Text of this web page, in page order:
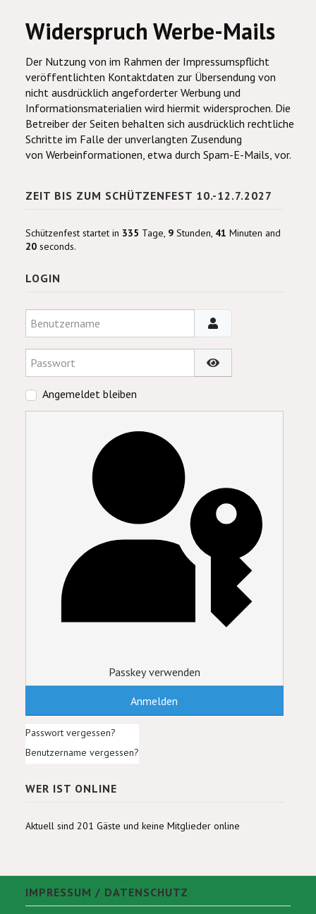
Widerspruch Werbe-Mails
Der Nutzung von im Rahmen der Impressumspflicht
veröffentlichten Kontaktdaten zur Übersendung von
nicht ausdrücklich angeforderter Werbung und
Informationsmaterialien wird hiermit widersprochen. Die
Betreiber der Seiten behalten sich ausdrücklich rechtliche
Schritte im Falle der unverlangten Zusendung
von Werbeinformationen, etwa durch Spam-E-Mails, vor.
ZEIT BIS ZUM SCHÜTZENFEST 10.-12.7.2027
Schützenfest startet in 335 Tage, 9 Stunden, 41 Minuten and
20 seconds.
LOGIN
Benutzername
Passwort
Passwort anzeigen
Angemeldet bleiben
Passkey verwenden
Anmelden
Passwort vergessen?
Benutzername vergessen?
WER IST ONLINE
Aktuell sind 201 Gäste und keine Mitglieder online
IMPRESSUM / DATENSCHUTZ